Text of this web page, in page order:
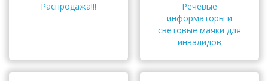
Распродажа!!!
Речевые
информаторы и
световые маяки для
инвалидов